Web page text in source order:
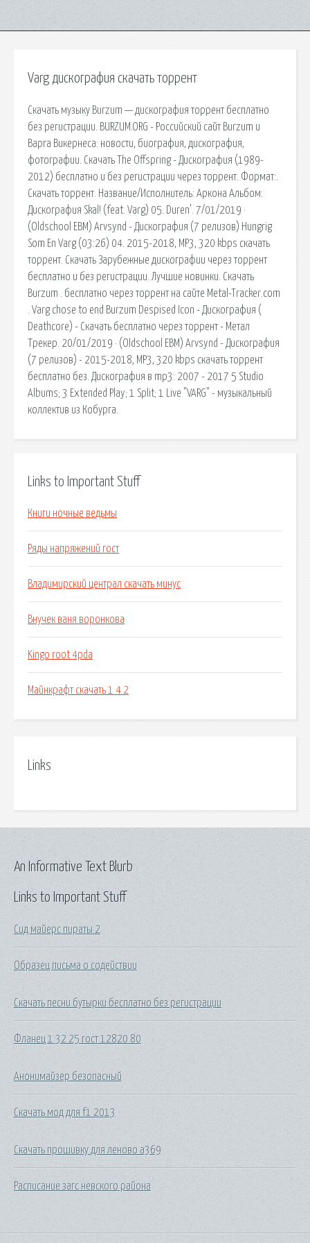
Varg дискография скачать торрент
Скачать музыку Burzum — дискография торрент бесплатно
без регистрации. BURZUM.ORG - Российский сайт Burzum и
Варга Викернеса: новости, биография, дискография,
фотографии. Скачать The Offspring - Дискография (1989-
2012) бесплатно и без регистрации через торрент. Формат:.
Скачать торрент. Название/Исполнитель: Аркона Альбом:
Дискография Skal! (feat. Varg) 05. Duren'. 7/01/2019 ·
(Oldschool EBM) Arvsynd - Дискография (7 релизов) Hungrig
Som En Varg (03:26) 04. 2015-2018, MP3, 320 kbps скачать
торрент. Скачать Зарубежные дискографии через торрент
бесплатно и без регистрации. Лучшие новинки. Скачать
Burzum . бесплатно через торрент на сайте Metal-Tracker.com
. Varg chose to end Burzum Despised Icon - Дискография (
Deathcore) - Скачать бесплатно через торрент - Метал
Трекер. 20/01/2019 · (Oldschool EBM) Arvsynd - Дискография
(7 релизов) - 2015-2018, MP3, 320 kbps скачать торрент
бесплатно без. Дискография в mp3: 2007 - 2017 5 Studio
Albums; 3 Extended Play; 1 Split; 1 Live "VARG" - музыкальный
коллектив из Кобурга.
Links to Important Stuff
Книги ночные ведьмы
Ряды напряжений гост
Владимирский централ скачать минус
Внучек ваня воронкова
Kingo root 4pda
Майнкрафт скачать 1 4 2
Links
Links to Important Stuff
Сид майерс пираты 2
Образец письма о содействии
Скачать песни бутырки бесплатно без регистрации
Фланец 1 32 25 гост 12820 80
Анонимайзер безопасный
Скачать мод для f1 2013
Скачать прошивку для леново а369
Расписание загс невского района
An Informative Text Blurb